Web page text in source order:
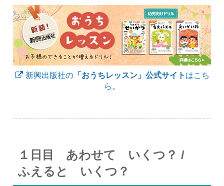
新興出版社の「おうちレッスン」公式サイト はこち
ら。
１日目 あわせて いくつ？ /
ふえると いくつ？